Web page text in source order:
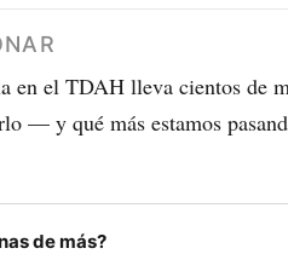
en el TDAH lleva cientos de
— y qué más estamos
de más?